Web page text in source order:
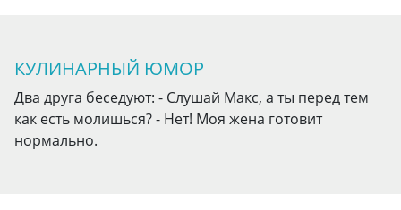
КУЛИНАРНЫЙ ЮМОР
Два друга беседуют: - Слушай Макс, а ты перед тем
как есть молишься? - Нет! Моя жена готовит
нормально.